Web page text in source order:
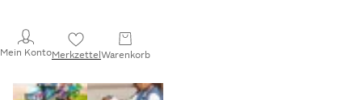
Mein KontoMerkzettelWarenkorb